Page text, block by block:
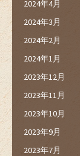
2024年4月
2024年3月
2024年2月
2024年1月
2023年12月
2023年11月
2023年10月
2023年9月
2023年7月